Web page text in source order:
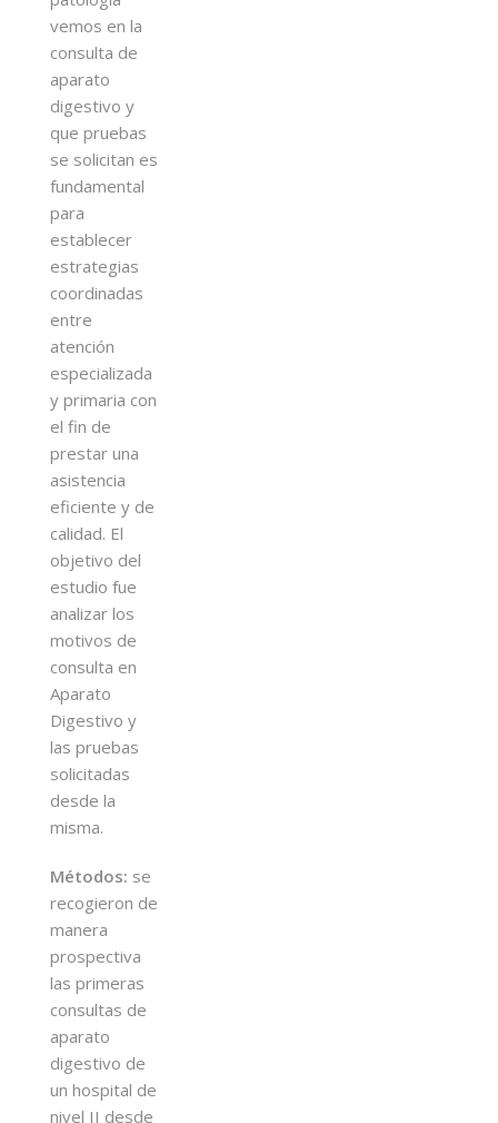
vemos en la
consulta de
aparato
digestivo y
que pruebas
se solicitan es
fundamental
para
establecer
estrategias
coordinadas
entre
atención
especializada
y primaria con
el fin de
prestar una
asistencia
eficiente y de
calidad. El
objetivo del
estudio fue
analizar los
motivos de
consulta en
Aparato
Digestivo y
las pruebas
solicitadas
desde la
misma.
Métodos: se
recogieron de
manera
prospectiva
las primeras
consultas de
aparato
digestivo de
un hospital de
nivel II desde